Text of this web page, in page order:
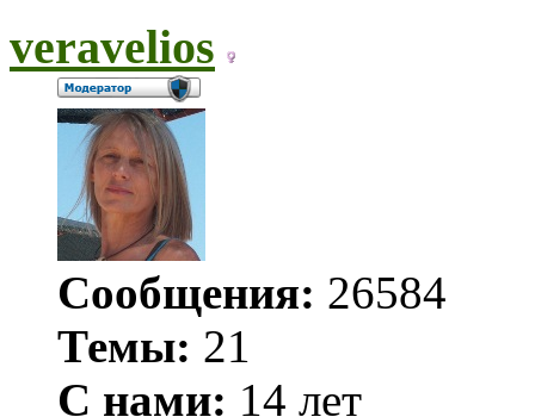
veravelios
Сообщения: 26584
Темы: 21
С нами: 14 лет